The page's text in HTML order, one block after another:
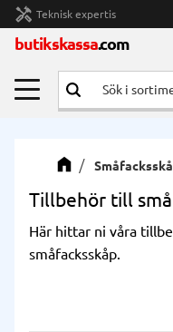
Meny
handyman Teknisk expertis
butikskassa.com
Tillbehör till
Här hittar ni våra
småfacksskåp.